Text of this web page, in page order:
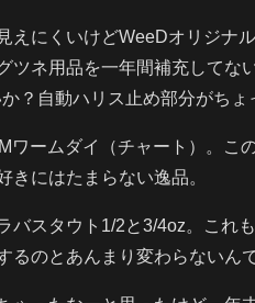
えにくいけどWeeDオリジナ
ツネ用品を一年間補充してな
？自動ハリス止め部分がちょ
ワームダイ（チャート）。こ
きにはたまらない逸品。
バスタウト1/2と3/4oz。これ
るのとあんまり変わらないん